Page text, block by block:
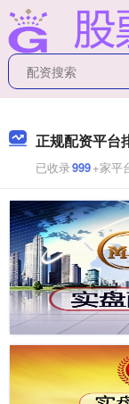
正规配资平台
已收录999+家平